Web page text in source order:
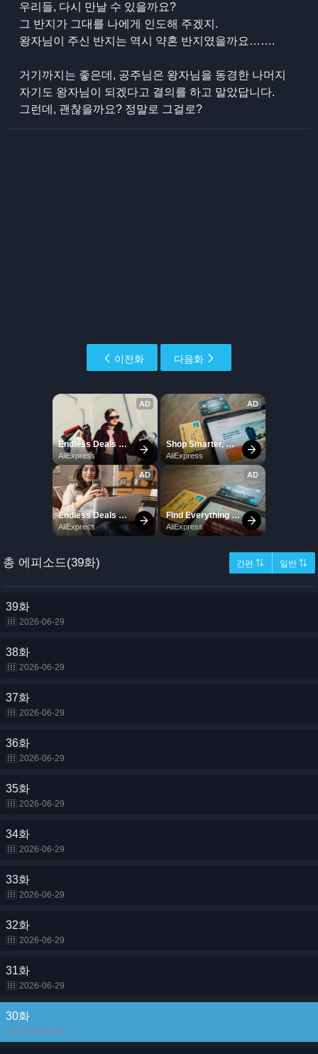
우리들, 다시 만날 수 있을까요?
그 반지가 그대를 나에게 인도해 주겠지.
왕자님이 주신 반지는 역시 약혼 반지였을까요…….
거기까지는 좋은데, 공주님은 왕자님을 동경한 나머지
자기도 왕자님이 되겠다고 결의를 하고 말았답니다.
그런데, 괜찮을까요? 정말로 그걸로?
이전화 다음화
총 에피소드(39화) 간편 ⇅ 일반 ⇅
39화
2026-06-29
38화
2026-06-29
37화
2026-06-29
36화
2026-06-29
35화
2026-06-29
34화
2026-06-29
33화
2026-06-29
32화
2026-06-29
31화
2026-06-29
30화
2026-06-29